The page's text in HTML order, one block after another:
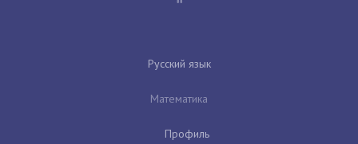
Русский язык
Математика
Профиль